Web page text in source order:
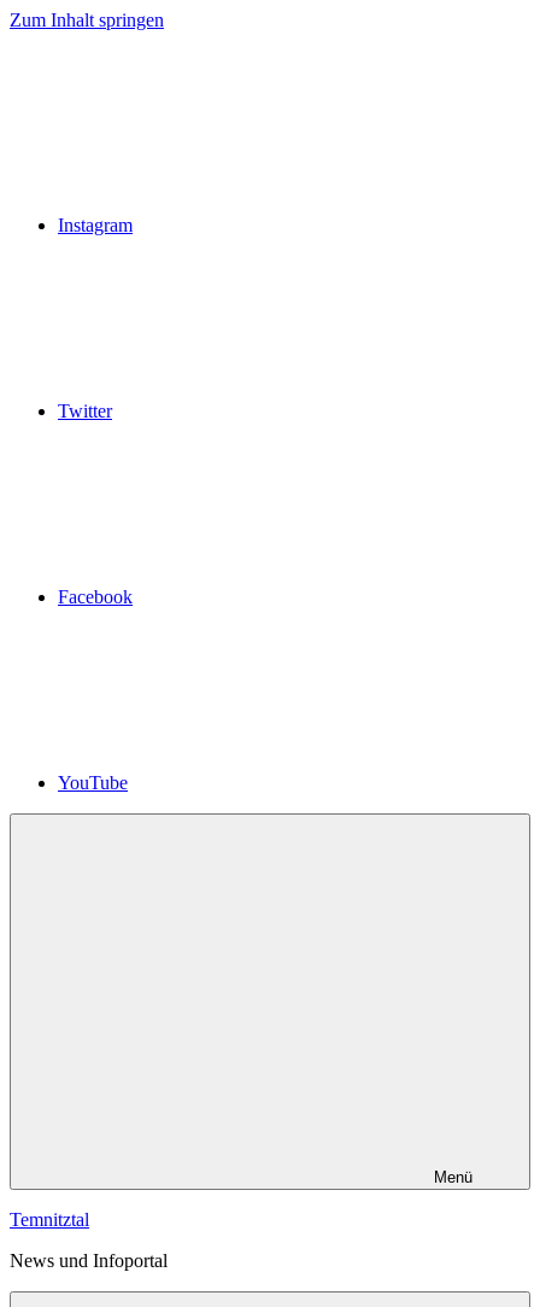
Zum Inhalt springen
Instagram
Twitter
Facebook
YouTube
Menü
Temnitztal
News und Infoportal